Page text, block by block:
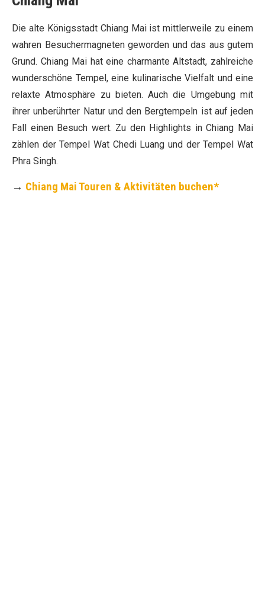
Die alte Königsstadt Chiang Mai ist mittlerweile zu einem
wahren Besuchermagneten geworden und das aus gutem
Grund. Chiang Mai hat eine charmante Altstadt, zahlreiche
wunderschöne Tempel, eine kulinarische Vielfalt und eine
relaxte Atmosphäre zu bieten. Auch die Umgebung mit
ihrer unberührter Natur und den Bergtempeln ist auf jeden
Fall einen Besuch wert. Zu den Highlights in Chiang Mai
zählen der Tempel Wat Chedi Luang und der Tempel Wat
Phra Singh.
→ Chiang Mai Touren & Aktivitäten buchen*